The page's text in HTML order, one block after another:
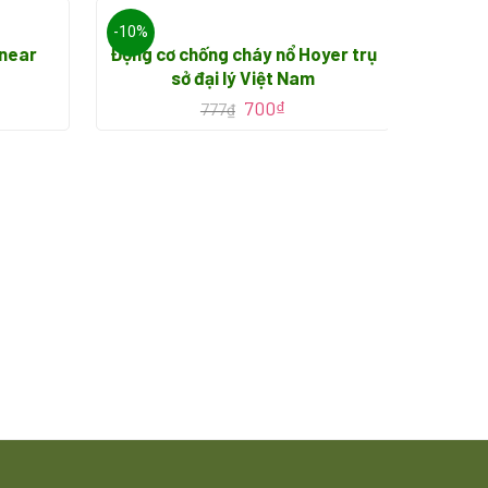
-10%
Động cơ chống cháy nổ Hoyer trụ
sở đại lý Việt Nam
777₫ 700₫